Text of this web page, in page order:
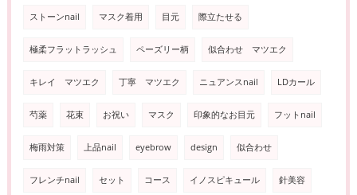
ストーンnail マスク着用 目元 際立たせる
極柔フラットラッシュ ペーズリー柄 似合わせ マツエク
キレイ マツエク 丁寧 マツエク ニュアンスnail LDカール
芍薬 花束 お祝い マスク 印象的なお目元 フットnail
梅雨対策 上品nail eyebrow design 似合わせ
フレンチnail セット コース イノスピキュール 針美容